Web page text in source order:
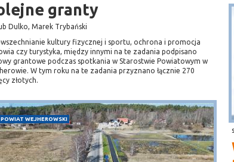
granty
Dulko, Marek Trybański
kultury fizycznej i sportu, ochrona i promocja
czy turystyka, między innymi na te zadania podpisano
grantowe podczas spotkania w Starostwie Powiatowym w
W tym roku na te zadania przyznano łącznie 270
złotych.
POWIAT WEJHEROWSKI